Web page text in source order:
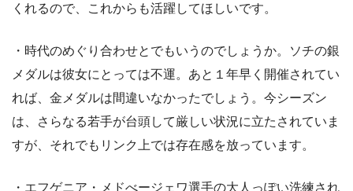
くれるので、これからも活躍してほしいです。
・時代のめぐり合わせとでもいうのでしょうか。ソチの銀
メダルは彼女にとっては不運。あと１年早く開催されてい
れば、金メダルは間違いなかったでしょう。今シーズン
は、さらなる若手が台頭して厳しい状況に立たされていま
すが、それでもリンク上では存在感を放っています。
・エフゲニア・メドべージェワ選手の大人っぽい洗練され